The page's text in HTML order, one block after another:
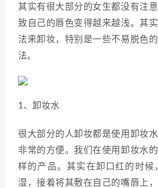
其实有很大部分的女生都没有注
致自己的唇色变得越来越浅。其
法来卸妆，特别是一些不易脱色
法。
1、卸妆水
很大部分的人卸妆都是使用卸妆
非常的方便。我们在使用卸妆水
样的产品。其实在卸口红的时候
湿，接着将其敷在自己的嘴唇上